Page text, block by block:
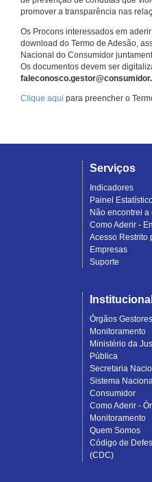
promover a transparência nas
Os Procons interessados em
download do Termo de Adesão,
Nacional do Consumidor
Os documentos devem ser
Clique aqui para preencher o
Serviços
Indicadores
Painel
Não encontrei a
Como Aderir -
Acesso Restrito
Empresas
Suporte
Institucional
Órgãos
Monitoramento
Ministério da
Pública
Secretaria
Sistema
Consumidor
Como Aderir -
Monitoramento
Quem Somos
Código de
(CDC)